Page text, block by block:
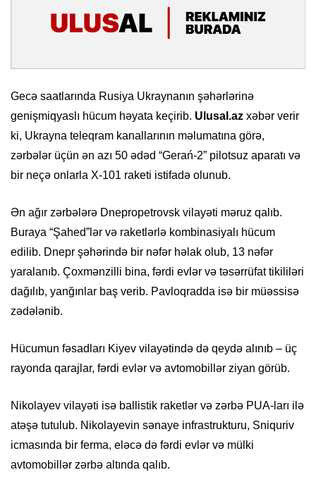
Gecə saatlarında Rusiya Ukraynanın şəhərlərinə
genişmiqyaslı hücum həyata keçirib. Ulusal.az xəbər verir
ki, Ukrayna teleqram kanallarının məlumatına görə,
zərbələr üçün ən azı 50 ədəd “Gerań-2” pilotsuz aparatı və
bir neçə onlarla X-101 raketi istifadə olunub.
Ən ağır zərbələrə Dnepropetrovsk vilayəti məruz qalıb.
Buraya “Şahed”lər və raketlərlə kombinasiyalı hücum
edilib. Dnepr şəhərində bir nəfər həlak olub, 13 nəfər
yaralanıb. Çoxmənzilli bina, fərdi evlər və təsərrüfat tikililəri
dağılıb, yanğınlar baş verib. Pavloqradda isə bir müəssisə
zədələnib.
Hücumun fəsadları Kiyev vilayətində də qeydə alınıb – üç
rayonda qarajlar, fərdi evlər və avtomobillər ziyan görüb.
Nikolayev vilayəti isə ballistik raketlər və zərbə PUA-ları ilə
atəşə tutulub. Nikolayevin sənaye infrastrukturu, Sniquriv
icmasında bir ferma, eləcə də fərdi evlər və mülki
avtomobillər zərbə altında qalıb.